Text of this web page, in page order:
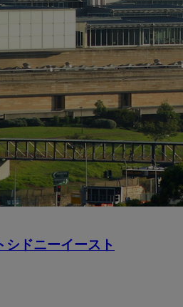
シドニーイースト